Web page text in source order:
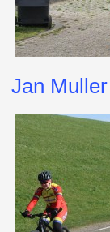
Jan